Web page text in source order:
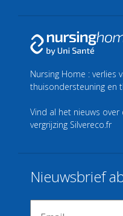
Nursing Home : verlies
thuisondersteuning en
Vind al het nieuws
vergrijzing Silvereco.fr
Nieuwsbrief